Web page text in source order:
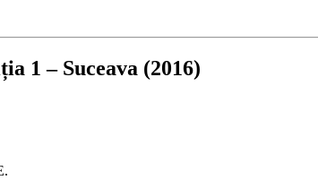
1 – Suceava (2016)